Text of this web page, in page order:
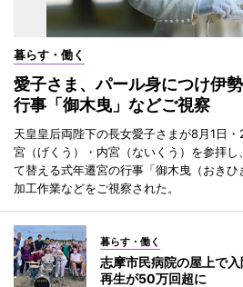
暮らす・働く
愛子さま、パール身につけ伊
行事「御木曳」などご視察
天皇皇后両陛下の長女愛子さまが8月1日
宮（げくう）・内宮（ないくう）を参拝
て替える式年遷宮の行事「御木曳（おき
加工作業などをご視察された。
暮らす・働く
志摩市民病院の屋上で
再生が50万回超に